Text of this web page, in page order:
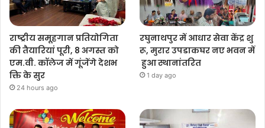
राष्ट्रीय समूहगान प्रतियोगिता
की तैयारियां पूरी, 8 अगस्त को
एम.वी. कॉलेज में गूंजेंगे देशभ
क्ति के सुर
24 hours ago
रघुनाथपुर में आधार सेवा केंद्र शु
रू, मुरार उपडाकघर नए भवन में
हुआ स्थानांतरित
1 day ago